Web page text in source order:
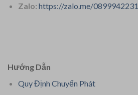
Zalo: https://zalo.me/0899942231
Hướng Dẫn
Quy Định Chuyển Phát